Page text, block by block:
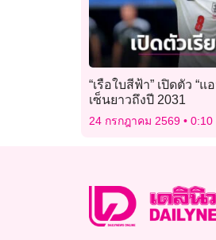
“เรือใบสีฟ้า” เปิดตัว “แ
เซ็นยาวถึงปี 2031
24 กรกฎาคม 2569 0:10